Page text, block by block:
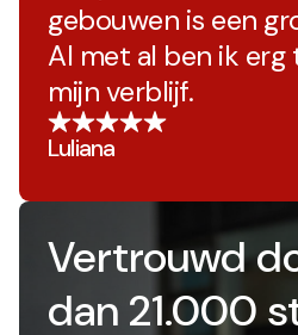
gebouwen is een
Al met al ben ik
mijn verblijf.
Luliana
Vertrouwd
dan 21.000